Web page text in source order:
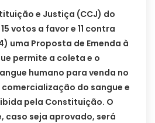
e Justiça (CCJ) do
votos a favor e 11 contra
uma Proposta de Emenda à
permite a coleta e o
humano para venda no
do sangue e
pela Constituição. O
caso seja aprovado, será